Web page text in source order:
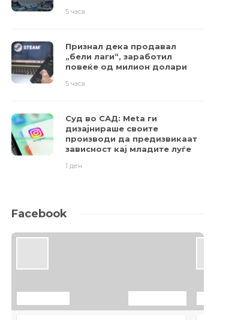
5 часа
Признал дека продавал
„бели лаги“, заработил
повеќе од милион долари
5 часа
Суд во САД: Meta ги
дизајнираше своите
производи да предизвикаат
зависност кај младите луѓе
1 ден
Facebook